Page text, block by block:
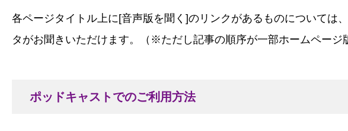
各ページタイトル上に[音声版を聞く]のリンクがあるものについては
タがお聞きいただけます。（※ただし記事の順序が一部ホームページ
ポッドキャストでのご利用方法